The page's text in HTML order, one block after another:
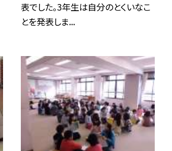
表でした。3年生は自分のとくいなこ
とを発表しま...